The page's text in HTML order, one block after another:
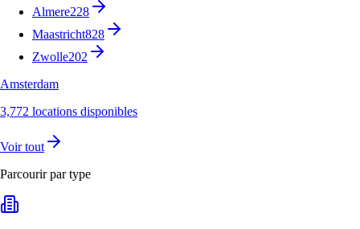
Almere228
Maastricht828
Zwolle202
Amsterdam
3,772 locations disponibles
Voir tout
Parcourir par type